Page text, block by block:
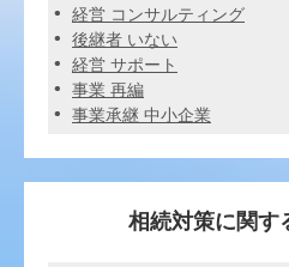
経営 コンサルティング
後継者 いない
経営 サポート
事業 再編
事業承継 中小企業
相続対策に関す